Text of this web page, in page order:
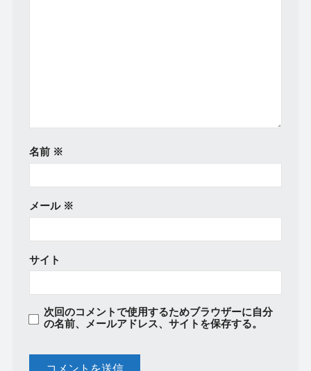
名前 ※
メール ※
サイト
次回のコメントで使用するためブラウザーに自分
の名前、メールアドレス、サイトを保存する。